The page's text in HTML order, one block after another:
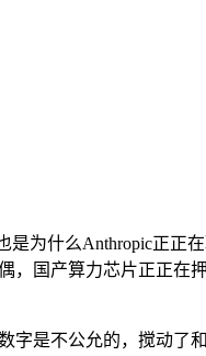
什么Anthropic正正
国产算力芯片正正
不公允的，搅动了和